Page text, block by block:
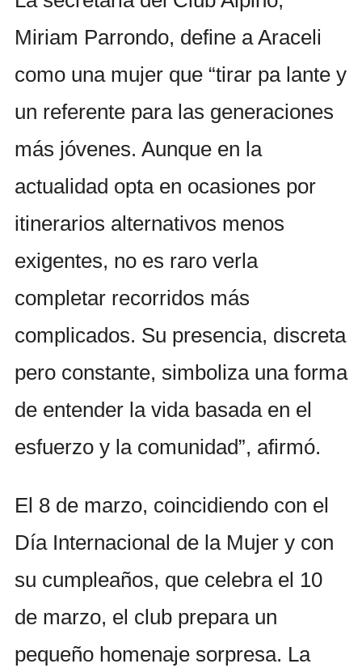
Miriam Parrondo, define a Araceli
como una mujer que “tirar pa lante y
un referente para las generaciones
más jóvenes. Aunque en la
actualidad opta en ocasiones por
itinerarios alternativos menos
exigentes, no es raro verla
completar recorridos más
complicados. Su presencia, discreta
pero constante, simboliza una forma
de entender la vida basada en el
esfuerzo y la comunidad”, afirmó.
El 8 de marzo, coincidiendo con el
Día Internacional de la Mujer y con
su cumpleaños, que celebra el 10
de marzo, el club prepara un
pequeño homenaje sorpresa. La